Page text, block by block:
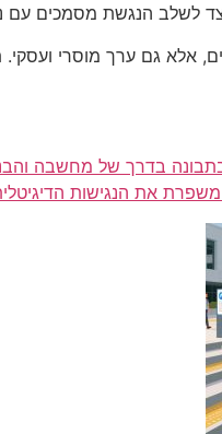
לשלב הנגשת מסמכים עם
אלא גם ערך מוסרי
בדרך של מחשבה
משפרת את הנגישות